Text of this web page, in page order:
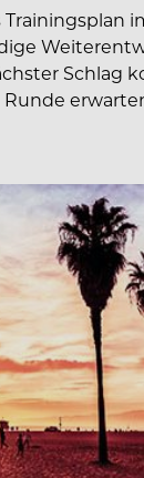
Schlag